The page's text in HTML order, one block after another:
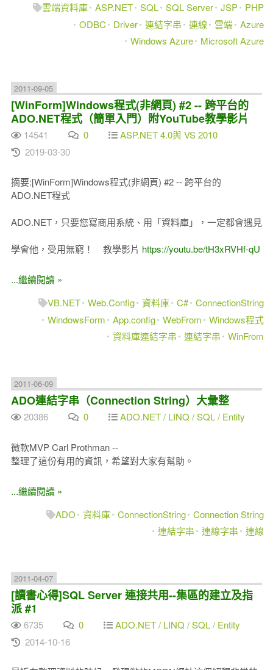
雲端資料庫 ASP.NET SQL SQL Server JSP
PHP
ODBC
Driver 連結字串 連線 雲端 Azure
Windows Azure
Microsoft Azure
2011-09-05
[WinForm]Windows程式(非網頁) #2 -- 跨平台的
ADO.NET程式（簡單入門）附YouTube教學影片
14541 0
ASP.NET 4.0與 VS 2010
2019-03-30
摘要:[WinForm]Windows程式(非網頁) #2 -- 跨平台的
ADO.NET程式
ADO.NET，只要您寫商用系統、用「資料庫」，一定都會遇見
學會他，受用無窮！ 教學影片 https://youtu.be/tH3xRVHf-qU
...繼續閱讀 »
VB.NET Web.Config 資料庫 C# ConnectionString
WindowsForm
App.config WebFrom
Windows程式
資料庫連結字串
連結字串 WinFrom
2011-06-09
ADO連結字串（Connection String）大彙整
20386 0 ADO.NET / LINQ / SQL / Entity
微軟MVP Carl Prothman --
整理了這份有用的資訊，希望對大家有幫助。
...繼續閱讀 »
ADO
資料庫 ConnectionString Connection String
連結字串
連線字串 連線
2011-04-07
[讀書心得]SQL Server 連接共用--集區的建立及指
派 #1
6735 0
ADO.NET / LINQ / SQL / Entity
2014-10-16